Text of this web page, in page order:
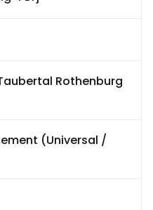
Rothenburg
(Universal /